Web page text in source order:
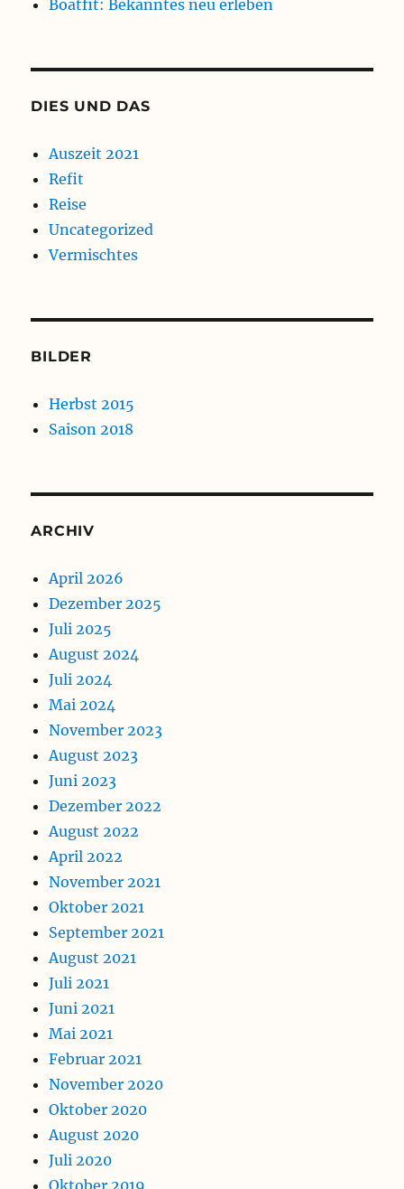
Boatfit: Bekanntes neu erleben
DIES UND DAS
Auszeit 2021
Refit
Reise
Uncategorized
Vermischtes
BILDER
Herbst 2015
Saison 2018
ARCHIV
April 2026
Dezember 2025
Juli 2025
August 2024
Juli 2024
Mai 2024
November 2023
August 2023
Juni 2023
Dezember 2022
August 2022
April 2022
November 2021
Oktober 2021
September 2021
August 2021
Juli 2021
Juni 2021
Mai 2021
Februar 2021
November 2020
Oktober 2020
August 2020
Juli 2020